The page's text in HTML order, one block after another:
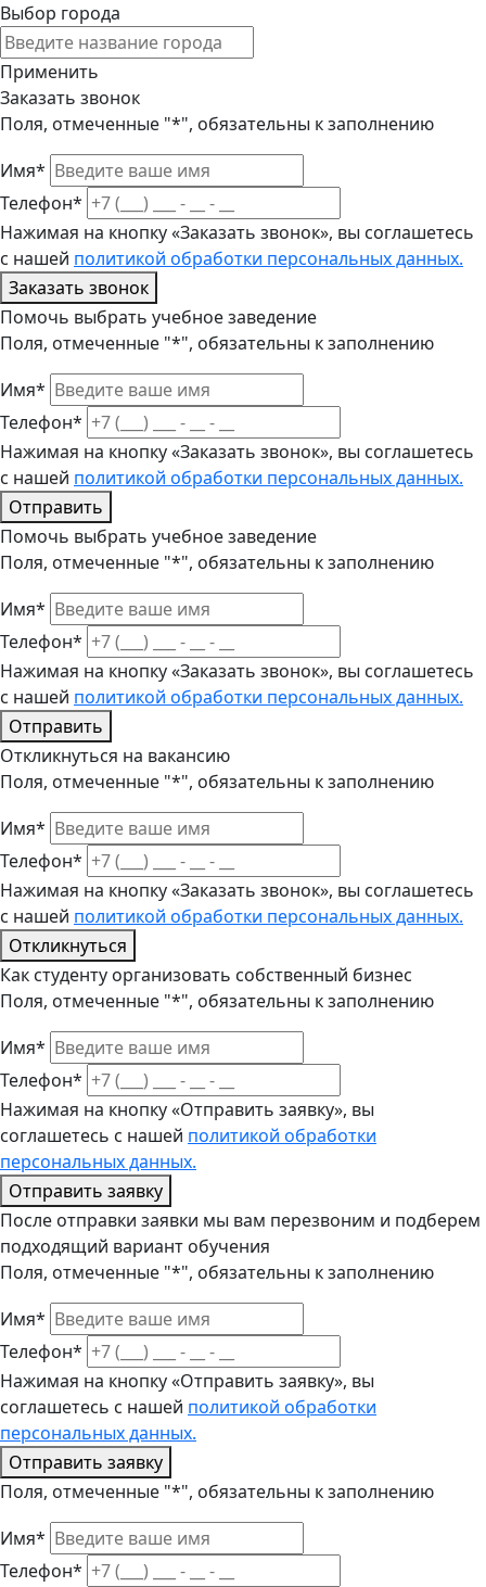
Выбор города
Применить
Заказать звонок
Поля, отмеченные "*", обязательны к заполнению
Имя*
Телефон*
Нажимая на кнопку «Заказать звонок», вы соглашетесь
с нашей политикой обработки персональных данных.
Заказать звонок
Помочь выбрать учебное заведение
Поля, отмеченные "*", обязательны к заполнению
Имя*
Телефон*
Нажимая на кнопку «Заказать звонок», вы соглашетесь
с нашей политикой обработки персональных данных.
Отправить
Помочь выбрать учебное заведение
Поля, отмеченные "*", обязательны к заполнению
Имя*
Телефон*
Нажимая на кнопку «Заказать звонок», вы соглашетесь
с нашей политикой обработки персональных данных.
Отправить
Откликнуться на вакансию
Поля, отмеченные "*", обязательны к заполнению
Имя*
Телефон*
Нажимая на кнопку «Заказать звонок», вы соглашетесь
с нашей политикой обработки персональных данных.
Откликнуться
Как студенту организовать собственный бизнес
Поля, отмеченные "*", обязательны к заполнению
Имя*
Телефон*
Нажимая на кнопку «Отправить заявку», вы
соглашетесь с нашей политикой обработки
персональных данных.
Отправить заявку
После отправки заявки мы вам перезвоним и подберем
подходящий вариант обучения
Поля, отмеченные "*", обязательны к заполнению
Имя*
Телефон*
Нажимая на кнопку «Отправить заявку», вы
соглашетесь с нашей политикой обработки
персональных данных.
Отправить заявку
Поля, отмеченные "*", обязательны к заполнению
Имя*
Телефон*